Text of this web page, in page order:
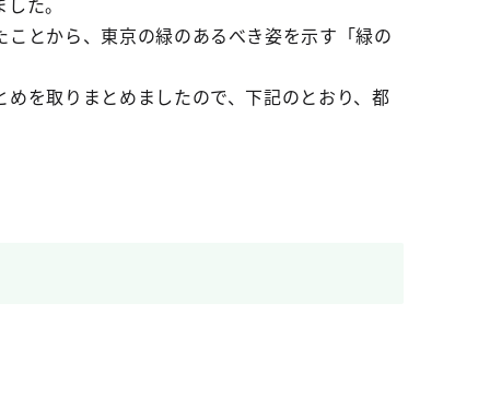
とから、東京の緑のあるべき姿を示す「緑の
を取りまとめましたので、下記のとおり、都